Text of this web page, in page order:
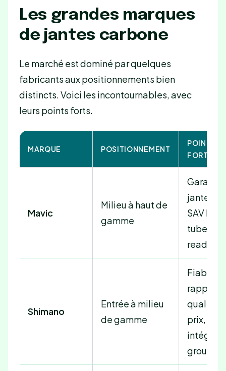
Les grandes marques
de jantes carbone
Le marché est dominé par quelques
fabricants aux positionnements bien
distincts. Voici les incontournables, avec
leurs points forts.
MARQUE POSITIONNEMENT
POINTS
FORTS
Mavic
Milieu à haut de
gamme
Garantie
jante à
SAV
tubeless
ready
Shimano
Entrée à milieu
de gamme
Fiabilité,
rapport
qualité-
prix,
groupe